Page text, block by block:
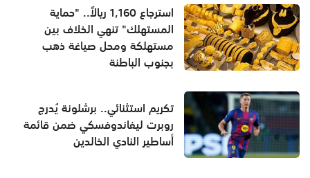
استرجاع 1,160 ريالاً.. "حماية
المستهلك" تنهي الخلاف بين
مستهلكة ومحل صياغة ذهب
بجنوب الباطنة
تكريم استثنائي.. برشلونة يُدرج
روبرت ليفاندوفسكي ضمن قائمة
أساطير النادي الخالدين